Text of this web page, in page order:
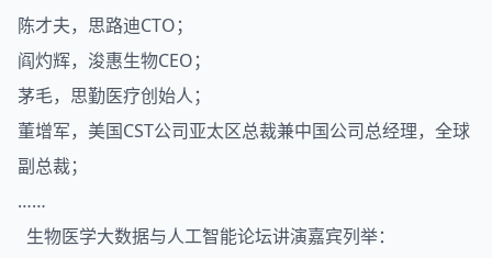
陈才夫，思路迪CTO；
阎灼辉，浚惠生物CEO；
茅毛，思勤医疗创始人；
董增军，美国CST公司亚太区总裁兼中国公司总经理，全球
副总裁；
……
生物医学大数据与人工智能论坛讲演嘉宾列举：